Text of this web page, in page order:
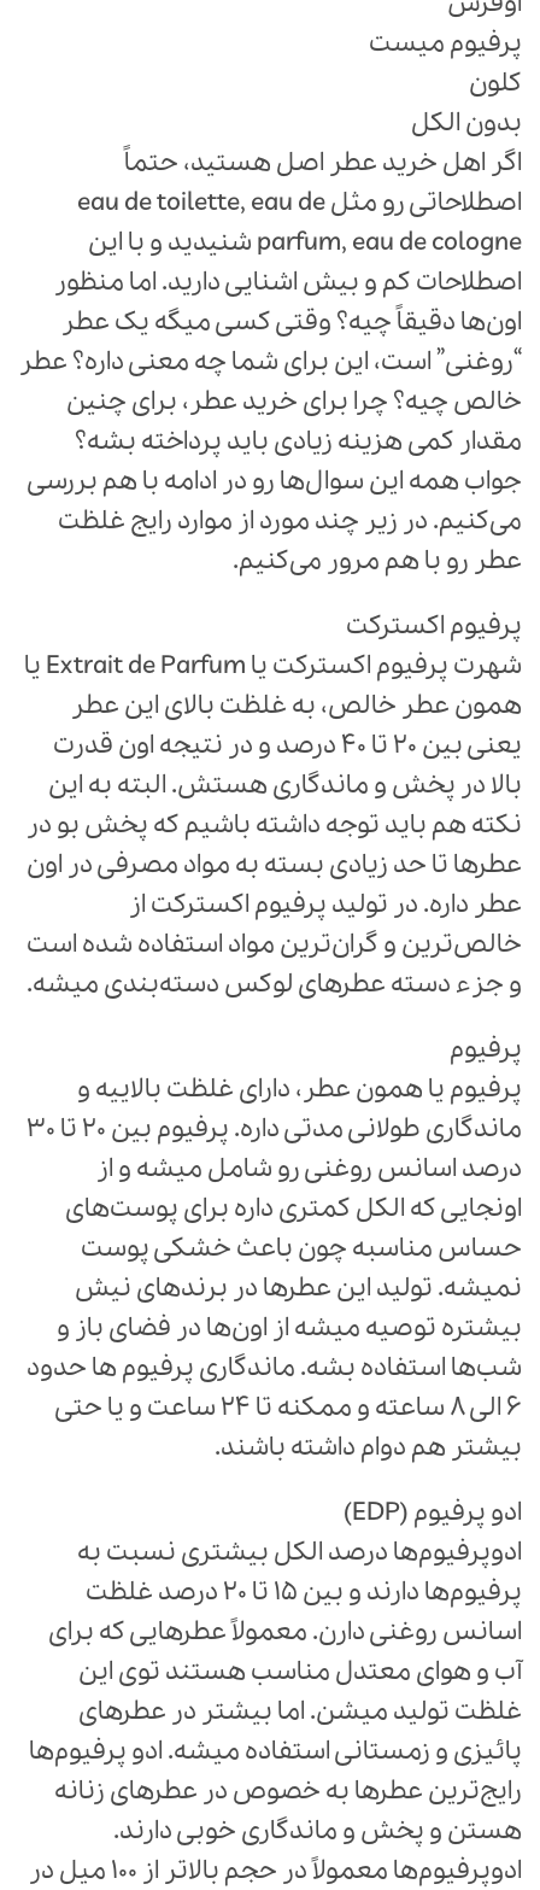
پرفیوم میست
کلون
بدون الکل
اگر اهل خرید عطر اصل هستید، حتماً
اصطلاحاتی رو مثل eau de toilette, eau de
parfum, eau de cologne شنیدید و با این
اصطلاحات کم و بیش اشنایی دارید. اما منظور
اون‌ها دقیقاً چیه؟ وقتی کسی میگه یک عطر
“روغنی” است، این برای شما چه معنی داره؟ عطر
خالص چیه؟ چرا برای خرید عطر، برای چنین
مقدار کمی هزینه زیادی باید پرداخته بشه؟
جواب همه این سوال‌ها رو در ادامه با هم بررسی
می‌کنیم. در زیر چند مورد از موارد رایج غلظت
عطر رو با هم مرور می‌کنیم.
پرفیوم اکسترکت
شهرت پرفیوم اکسترکت یا Extrait de Parfum یا
همون عطر خالص، به غلظت بالای این عطر
یعنی بین 20 تا 40 درصد و در نتیجه اون قدرت
بالا در پخش و ماندگاری هستش. البته به این
نکته هم باید توجه داشته باشیم که پخش بو در
عطرها تا حد زیادی بسته به مواد مصرفی در اون
عطر داره. در تولید پرفیوم اکسترکت از
خالص‌ترین و گران‌ترین مواد استفاده شده است
و جزء دسته عطرهای لوکس دسته‌بندی میشه.
پرفیوم
پرفیوم یا همون عطر، دارای غلظت بالاییه و
ماندگاری طولانی مدتی داره. پرفیوم بین 20 تا 30
درصد اسانس روغنی رو شامل میشه و از
اونجایی که الکل کمتری داره برای پوست‌های
حساس مناسبه چون باعث خشکی پوست
نمیشه. تولید این عطرها در برند‌های نیش
بیشتره توصیه میشه از اون‌ها در فضای باز و
شب‌ها استفاده بشه. ماندگاری پرفیوم ها حدود
6 الی 8 ساعته و ممکنه تا 24 ساعت و یا حتی
بیشتر هم دوام داشته باشند.
ادو پرفیوم (EDP)
ادوپرفیوم‌ها درصد الکل بیشتری نسبت به
پرفیوم‌ها دارند و بین 15 تا 20 درصد غلظت
اسانس روغنی دارن. معمولاً عطرهایی که برای
آب و هوای معتدل مناسب هستند توی این
غلظت تولید میشن. اما بیشتر در عطرهای
پائیزی و زمستانی استفاده میشه. ادو پرفیوم‌ها
رایج‌ترین عطرها به خصوص در عطر‌های زنانه
هستن و پخش و ماندگاری خوبی دارند.
ادوپرفیوم‌ها معمولاً در حجم بالاتر از 100 میل در